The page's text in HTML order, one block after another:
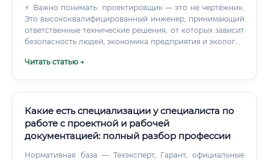
⚡ Важно понимать: проектировщик — это не чертёжник.
Это высококвалифицированный инженер, принимающий
ответственные технические решения, от которых зависит
безопасность людей, экономика предприятия и экология
ключевых направлений: 🟢 Проектирование
Проектирование объектов добычи (скважины, кусты,
обустройство месторождений) 🟢 Проектирование
систем автоматизации и КИПиА 🟢 Проектирование
инфраструктуры газоснабжения городов и посёлков
Круг обязанностей проектировщика Должностные
Читать статью →
Какие есть специализации у специалиста по
работе с проектной и рабочей
документацией: полный разбор профессии
Нормативная база — Техэксперт, Гарант, официальные